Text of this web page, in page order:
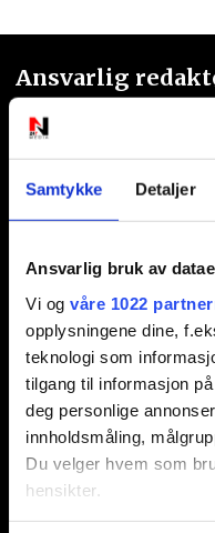
Samtykke Detaljer
Ansvarlig bruk av
Vi og våre 1022
opplysningene dine,
teknologi som
tilgang til informasjon
deg personlige
innholdsmåling,
Du velger hvem som
hensikter.
Ansvarlig
Jon Aamodt
Kontakt oss
tips@n247.no
Annonsering:
marked@n247.no